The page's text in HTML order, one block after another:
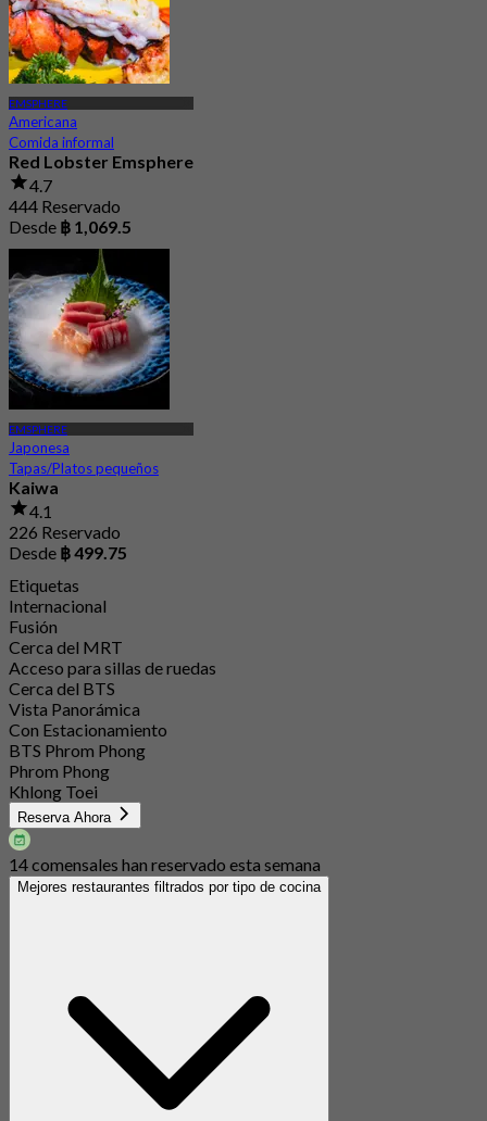
EMSPHERE
Americana
Comida informal
Red Lobster Emsphere
4.7
444 Reservado
Desde ฿ 1,069.5
EMSPHERE
Japonesa
Tapas/Platos pequeños
Kaiwa
4.1
226 Reservado
Desde ฿ 499.75
Etiquetas
Internacional
Fusión
Cerca del MRT
Acceso para sillas de ruedas
Cerca del BTS
Vista Panorámica
Con Estacionamiento
BTS Phrom Phong
Phrom Phong
Khlong Toei
Reserva Ahora
14 comensales han reservado esta semana
Mejores restaurantes filtrados por tipo de cocina